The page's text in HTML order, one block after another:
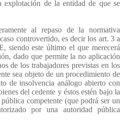
explotación de la entidad de que se
al repaso de la normativa
controvertido, es decir los art. 3 a
siendo este último el que merecerá
dado que permite la no aplicación
de los trabajadores previstas en los
sea objeto de un procedimiento de
de insolvencia análogo abierto con
del cedente y éstos estén bajo la
competente (que podrá ser un
por una autoridad pública